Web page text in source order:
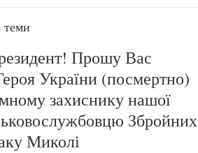
теми
Прошу Вас
України (посмертно)
захиснику нашої
Збройних
Миколі